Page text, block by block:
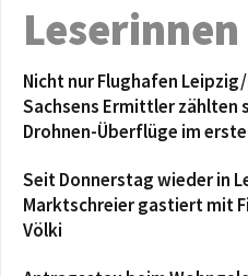
Nicht nur Flughafen
Sachsens Ermittler zählten
Drohnen-Überflüge im
Seit Donnerstag wieder in
Marktschreier gastiert mit
Völki